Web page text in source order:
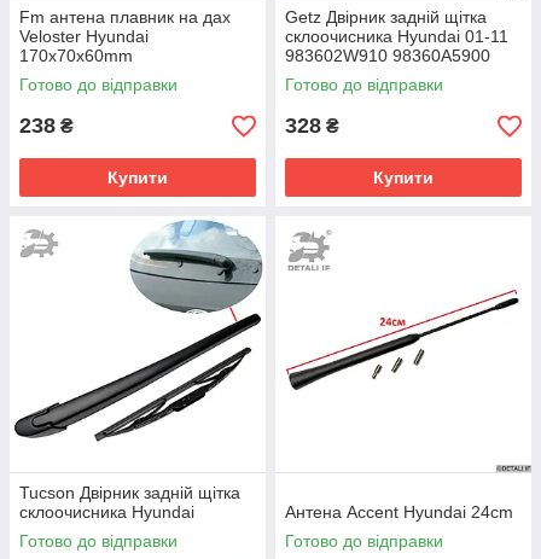
Fm антена плавник на дах
Veloster Hyundai
170х70х60mm
Готово до відправки
238 ₴
Купити
Getz Двірник задній щітка
склоочисника Hyundai 01-11
983602W910 98360A5900
Готово до відправки
328 ₴
Купити
Tucson Двірник задній щітка
склоочисника Hyundai
Готово до відправки
Антена Accent Hyundai 24cm
Готово до відправки